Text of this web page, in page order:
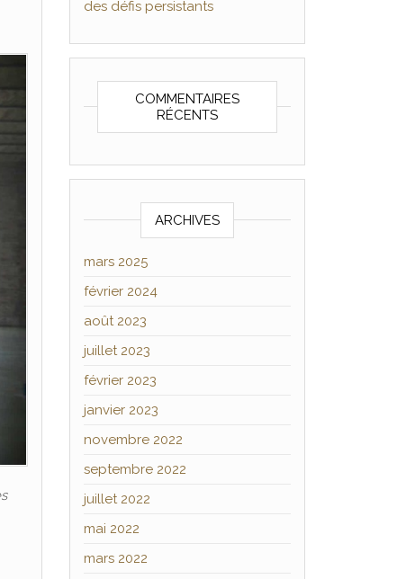
des défis persistants
COMMENTAIRES
RÉCENTS
ARCHIVES
mars 2025
février 2024
août 2023
juillet 2023
février 2023
janvier 2023
novembre 2022
septembre 2022
juillet 2022
mai 2022
mars 2022